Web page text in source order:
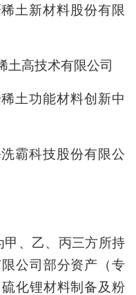
土新材料股份有限
土高技术有限公司
土功能材料创新中
霸科技股份有限公
甲、乙、丙三方所持
公司部分资产（专
化锂材料制备及粉